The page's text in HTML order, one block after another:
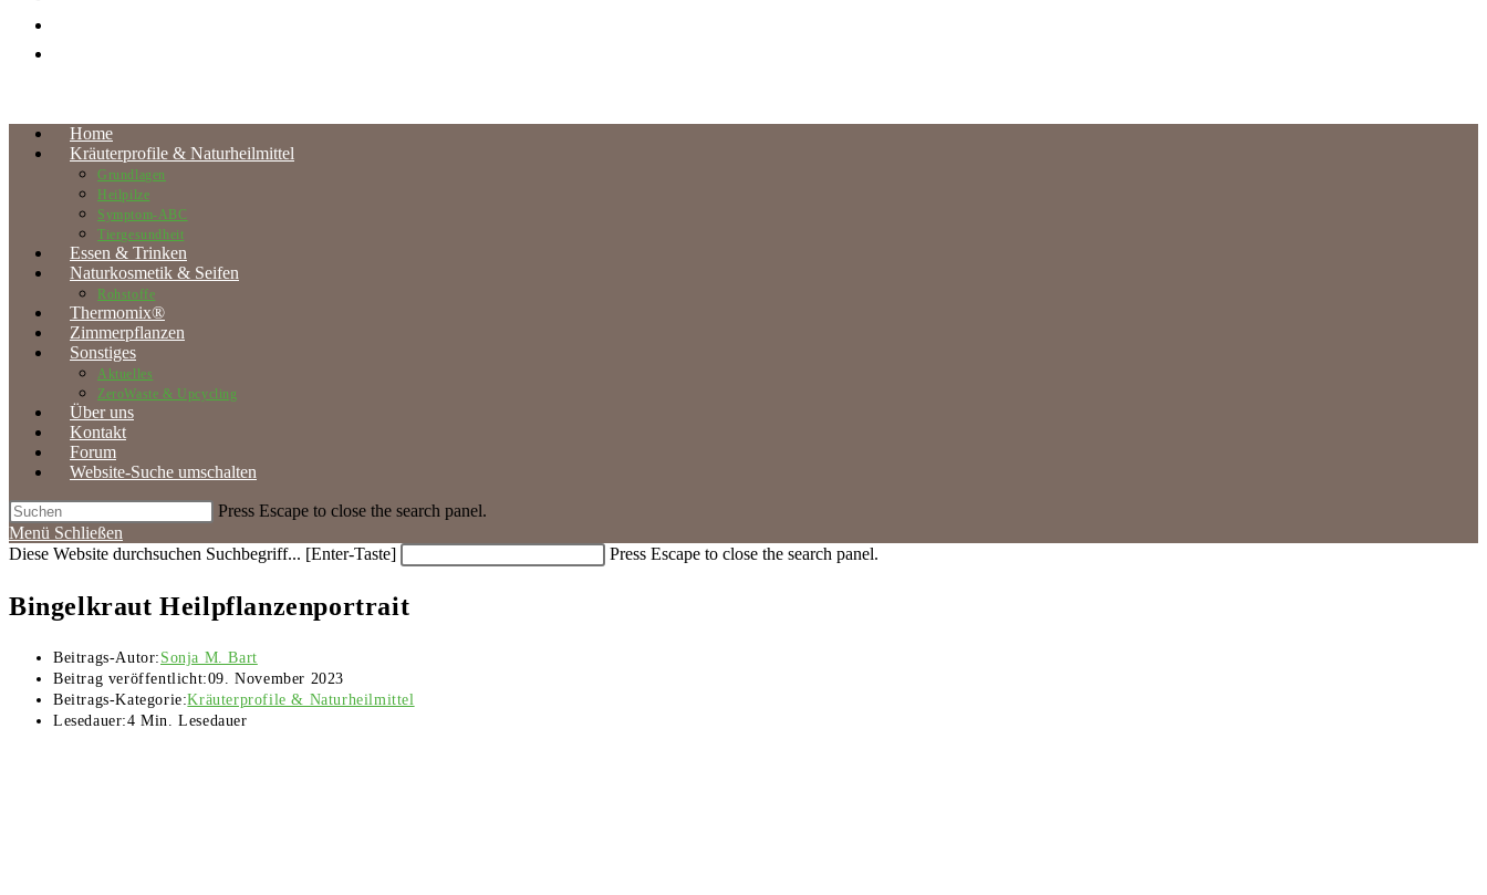
Home
Kräuterprofile & Naturheilmittel
Grundlagen
Heilpilze
Symptom-ABC
Tiergesundheit
Essen & Trinken
Naturkosmetik & Seifen
Rohstoffe
Thermomix®
Zimmerpflanzen
Sonstiges
Aktuelles
ZeroWaste & Upcycling
Über uns
Kontakt
Forum
Website-Suche umschalten
Press Escape to close the search panel.
Menü Schließen
Diese Website durchsuchen Suchbegriff... [Enter-Taste] Press Escape to close the search panel.
Bingelkraut Heilpflanzenportrait
Beitrags-Autor: Sonja M. Bart
Beitrag veröffentlicht:09. November 2023
Beitrags-Kategorie:Kräuterprofile & Naturheilmittel
Lesedauer:4 Min. Lesedauer